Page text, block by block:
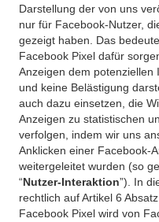
Darstellung der von uns
nur für Facebook-Nutzer,
gezeigt haben. Das
Facebook Pixel dafür
Anzeigen dem potenziellen
und keine Belästigung
auch dazu einsetzen, die
Anzeigen zu statistischen
verfolgen, indem wir uns
Anklicken einer Facebook-
weitergeleitet wurden (so
“Nutzer-Interaktion”). In
rechtlich auf Artikel 6
Facebook Pixel wird von